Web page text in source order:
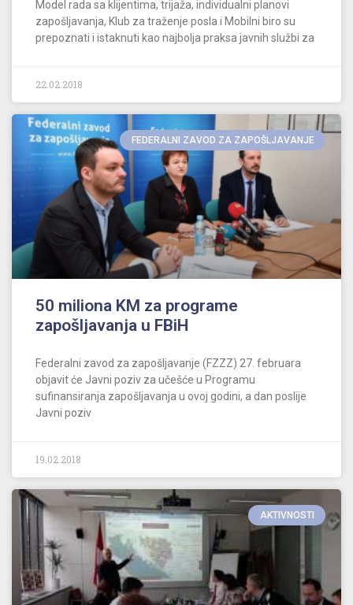
Model rada sa klijentima, trijaža, individualni planovi
zapošljavanja, Klub za traženje posla i Mobilni biro su
prepoznati i istaknuti kao najbolja praksa javnih službi za
22.02.2018
FEDERALNI ZAVOD ZA ZAPOŠLJAVANJE
50 miliona KM za programe
zapošljavanja u FBiH
Federalni zavod za zapošljavanje (FZZZ) 27. februara
objavit će Javni poziv za učešće u Programu
sufinansiranja zapošljavanja u ovoj godini, a dan poslije
Javni poziv
19.02.2018
AKTIVNOSTI